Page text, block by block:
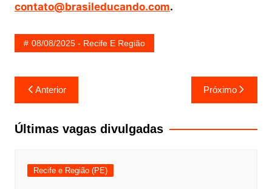
contato@brasileducando.com.
08/08/2025 - Recife E Região
Navegação
de
Post
Anterior Próximo
Últimas vagas divulgadas
Recife e Região (PE)